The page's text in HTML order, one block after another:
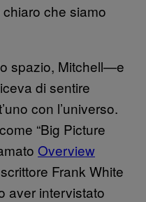
che siamo
spazio, Mitchell—e
di sentire
con l’universo.
“Big Picture
Overview
Frank White
aver intervistato